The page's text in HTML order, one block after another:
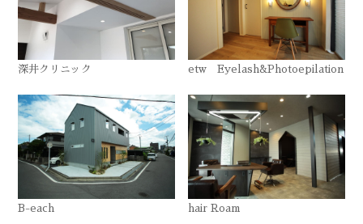
深井クリニック etw Eyelash&Photoepilation
B-each hair Roam